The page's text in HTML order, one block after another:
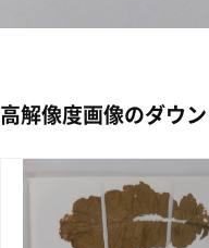
高解像度画像のダウ